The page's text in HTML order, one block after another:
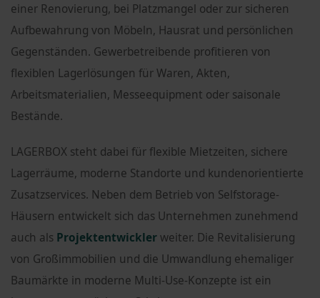
einer Renovierung, bei Platzmangel oder zur sicheren
Aufbewahrung von Möbeln, Hausrat und persönlichen
Gegenständen. Gewerbetreibende profitieren von
flexiblen Lagerlösungen für Waren, Akten,
Arbeitsmaterialien, Messeequipment oder saisonale
Bestände.
LAGERBOX steht dabei für flexible Mietzeiten, sichere
Lagerräume, moderne Standorte und kundenorientierte
Zusatzservices. Neben dem Betrieb von Selfstorage-
Häusern entwickelt sich das Unternehmen zunehmend
auch als Projektentwicklerweiter. Die Revitalisierung
von Großimmobilien und die Umwandlung ehemaliger
Baumärkte in moderne Multi-Use-Konzepte ist ein